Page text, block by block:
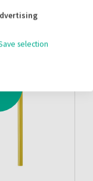
selection